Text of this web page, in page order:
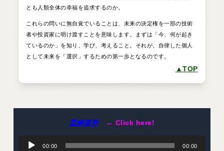
とも人類全体の幸福を追求するのか。
これらの問いに無自覚でいることは、未来の決定権を一部の技術
者や投資家に明け渡すことを意味します。まずは「今、何が起き
ているのか」を知り、学び、考えること。それが、自律した個人
として未来を「選択」するための第一歩となるのです。
▲TOP
図解資料
← Click here!
声
00:00 00:00